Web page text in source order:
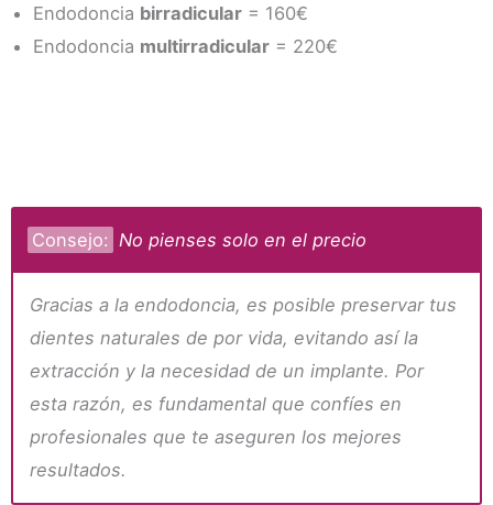
Endodoncia birradicular = 160€
Endodoncia multirradicular = 220€
Consejo: No pienses solo en el precio
Gracias a la endodoncia, es posible preservar tus
dientes naturales de por vida, evitando así la
extracción y la necesidad de un implante. Por
esta razón, es fundamental que confíes en
profesionales que te aseguren los mejores
resultados.